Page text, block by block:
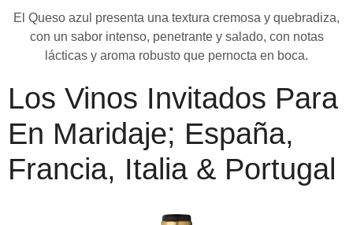
El Queso azul presenta una textura cremosa y quebradiza,
con un sabor intenso, penetrante y salado, con notas
lácticas y aroma robusto que pernocta en boca.
Los Vinos Invitados Para
En Maridaje; España,
Francia, Italia & Portugal